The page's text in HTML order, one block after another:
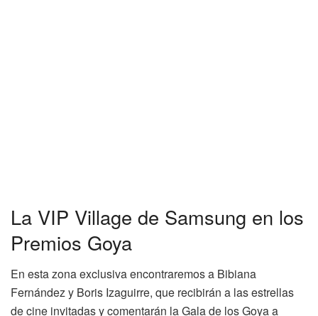
La VIP Village de Samsung en los
Premios Goya
En esta zona exclusiva encontraremos a Bibiana
Fernández y Boris Izaguirre, que recibirán a las estrellas
de cine invitadas y comentarán la Gala de los Goya a